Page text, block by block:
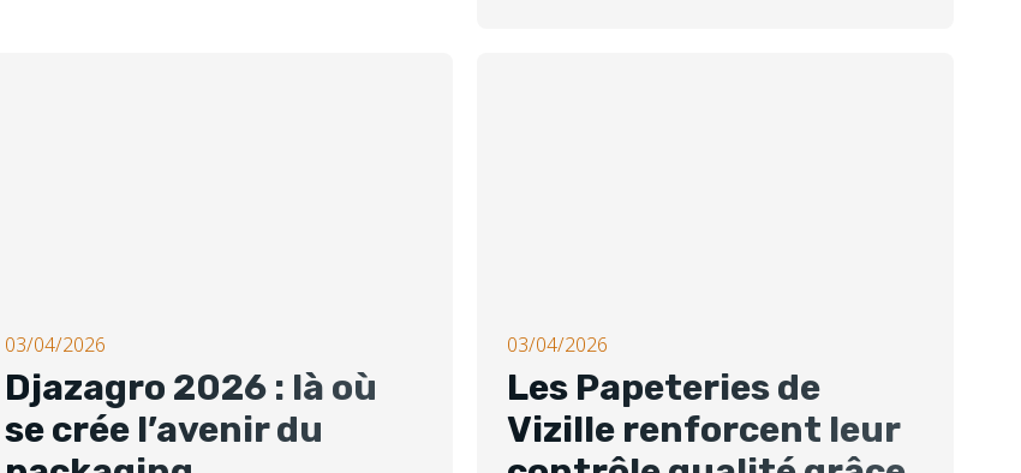
03/04/2026
Djazagro 2026 : là où
se crée l’avenir du
03/04/2026
Les Papeteries de
Vizille renforcent leur